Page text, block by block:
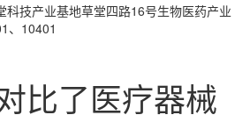
科技产业基地草堂四路16号生物医药产业
、10401
比了医疗器械